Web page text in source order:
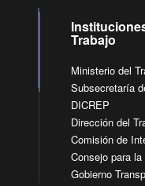
Trabajo
Ministerio del
Subsecretaría
DICREP
Dirección del
Comisión de
Consejo para
Gobierno